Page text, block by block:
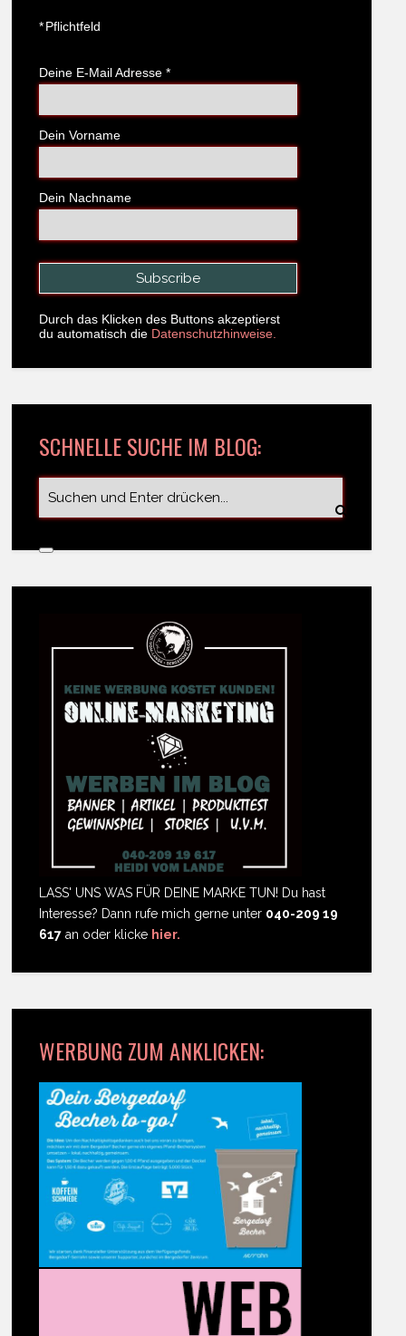
*Pflichtfeld
Deine E-Mail Adresse *
Dein Vorname
Dein Nachname
Durch das Klicken des Buttons akzeptierst
du automatisch die Datenschutzhinweise.
SCHNELLE SUCHE IM BLOG:
LASS' UNS WAS FÜR DEINE MARKE TUN! Du hast
Interesse? Dann rufe mich gerne unter 040-209 19
617 an oder klicke hier.
WERBUNG ZUM ANKLICKEN: